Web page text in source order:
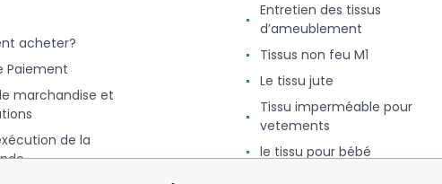
acheter?
Paiement
marchandise et
de la
Entretien des tissus
d’ameublement
Tissus non feu M1
Le tissu jute
Tissu imperméable pour
vetements
le tissu pour bébé